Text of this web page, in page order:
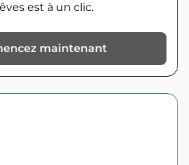
est à un clic.
maintenant